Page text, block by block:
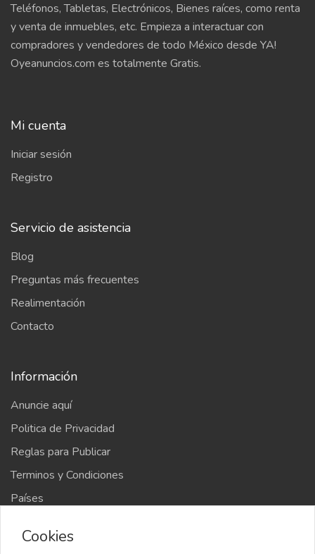
Teléfonos, Tabletas, Electrónicos, Bienes raíces, como renta
y venta de inmuebles, etc. Empieza a interactuar con
compradores y vendedores de todo México desde YA!
Oyeanuncios.com es totalmente Gratis.
Mi cuenta
Iniciar sesión
Registro
Servicio de asistencia
Blog
Preguntas más frecuentes
Realimentación
Contacto
Información
Anuncie aquí
Politica de Privacidad
Reglas para Publicar
Terminos y Condiciones
Países
Cookies